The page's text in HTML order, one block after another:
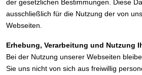
der gesetzlichen Bestimmungen. Diese
ausschließlich für die Nutzung der von
Webseiten.
Erhebung, Verarbeitung und Nutzung
Bei der Nutzung unserer Webseiten
Sie uns nicht von sich aus freiwillig